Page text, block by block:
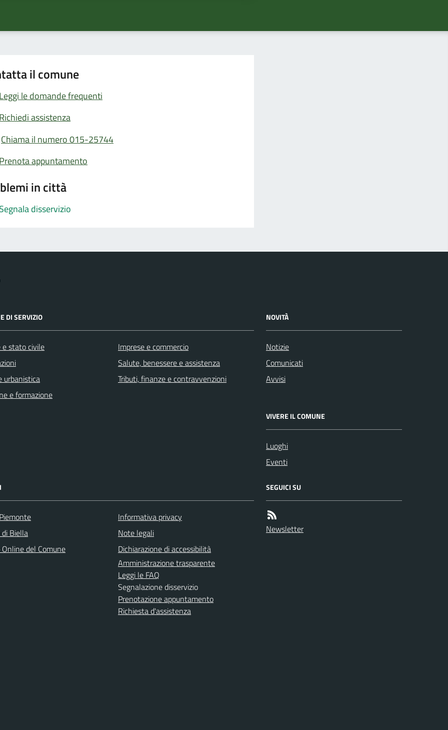
il comune
Leggi le domande frequenti
Richiedi assistenza
Chiama il numero 015-25744
Prenota appuntamento
in città
Segnala disservizio
DI SERVIZIO
e stato civile
urbanistica
e formazione
Imprese e commercio
Salute, benessere e assistenza
Tributi, finanze e contravvenzioni
NOVITÀ
Notizie
Comunicati
Avvisi
VIVERE IL COMUNE
Luoghi
Eventi
Biella
del Comune
Informativa privacy
Note legali
Dichiarazione di accessibilità
Amministrazione trasparente
Leggi le FAQ
Segnalazione disservizio
Prenotazione appuntamento
Richiesta d'assistenza
SEGUICI SU
Newsletter